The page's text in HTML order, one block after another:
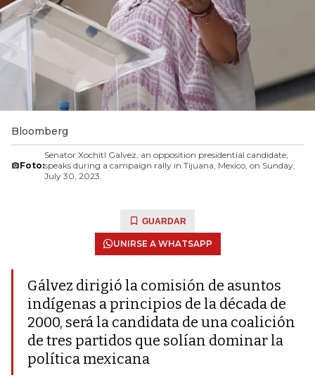
Bloomberg
Foto:
Senator Xochitl Galvez, an opposition presidential candidate,
speaks during a campaign rally in Tijuana, Mexico, on Sunday,
July 30, 2023.
GUARDAR
UNIRSE A WHATSAPP
Gálvez dirigió la comisión de asuntos
indígenas a principios de la década de
2000, será la candidata de una coalición
de tres partidos que solían dominar la
política mexicana